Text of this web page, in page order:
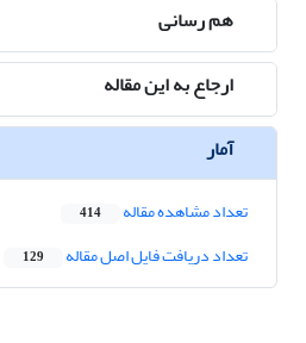
هم رسانی
ارجاع به این مقاله
آمار
تعداد مشاهده مقاله 414
تعداد دریافت فایل اصل مقاله 129